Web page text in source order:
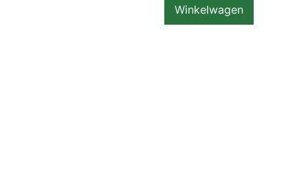
Winkelwagen